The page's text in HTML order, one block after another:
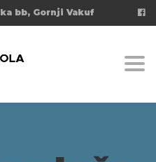
bb, Gornji Vakuf